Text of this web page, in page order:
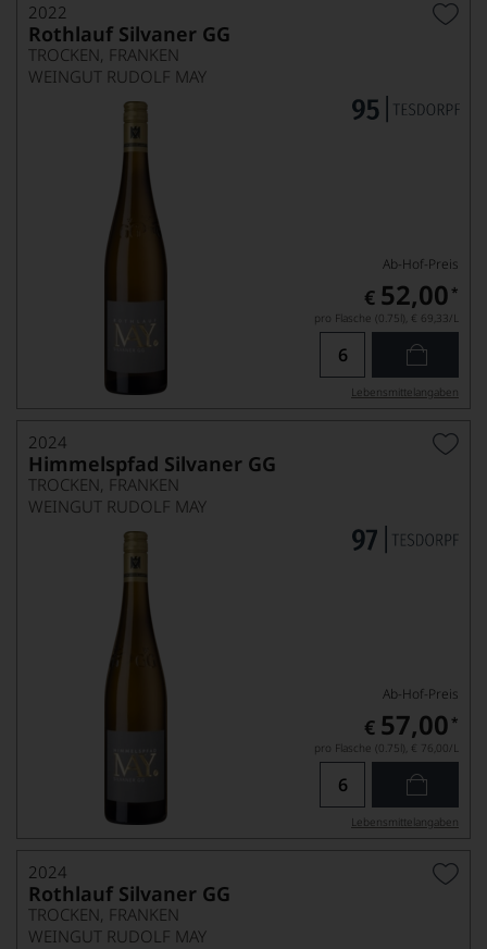
2022
Rothlauf Silvaner GG
TROCKEN, FRANKEN
WEINGUT RUDOLF MAY
Ab-Hof-Preis
€ 52,00 *
pro Flasche (0.75l), € 69,33/L
Lebensmittel­angaben
2024
Himmelspfad Silvaner GG
TROCKEN, FRANKEN
WEINGUT RUDOLF MAY
Ab-Hof-Preis
€ 57,00 *
pro Flasche (0.75l), € 76,00/L
Lebensmittel­angaben
2024
Rothlauf Silvaner GG
TROCKEN, FRANKEN
WEINGUT RUDOLF MAY